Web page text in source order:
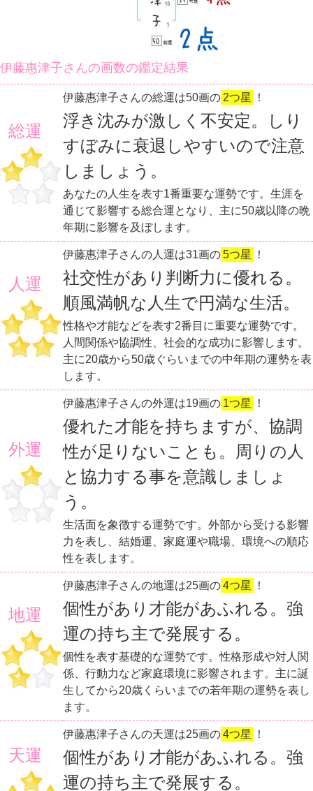
伊藤惠津子さんの画数の鑑定結果
総運
伊藤惠津子さんの総運は50画の 2つ星 ！
浮き沈みが激しく不安定。しり
すぼみに衰退しやすいので注意
しましょう。
あなたの人生を表す1番重要な運勢です。生涯を
通じて影響する総合運となり、主に50歳以降の晩
年期に影響を及ぼします。
人運
伊藤惠津子さんの人運は31画の5つ星 ！
社交性があり判断力に優れる。
順風満帆な人生で円満な生活。
性格や才能などを表す2番目に重要な運勢です。
人間関係や協調性、社会的な成功に影響します。
主に20歳から50歳ぐらいまでの中年期の運勢を表
します。
外運
伊藤惠津子さんの外運は19画の 1つ星 ！
優れた才能を持ちますが、協調
性が足りないことも。周りの人
と協力する事を意識しましょ
う。
生活面を象徴する運勢です。外部から受ける影響
力を表し、結婚運、家庭運や職場、環境への順応
性を表します。
地運
伊藤惠津子さんの地運は25画の4つ星 ！
個性があり才能があふれる。強
運の持ち主で発展する。
個性を表す基礎的な運勢です。性格形成や対人関
係、行動力など家庭環境に影響されます。主に誕
生してから20歳くらいまでの若年期の運勢を表し
ます。
天運
伊藤惠津子さんの天運は25画の4つ星 ！
個性があり才能があふれる。強
運の持ち主で発展する。